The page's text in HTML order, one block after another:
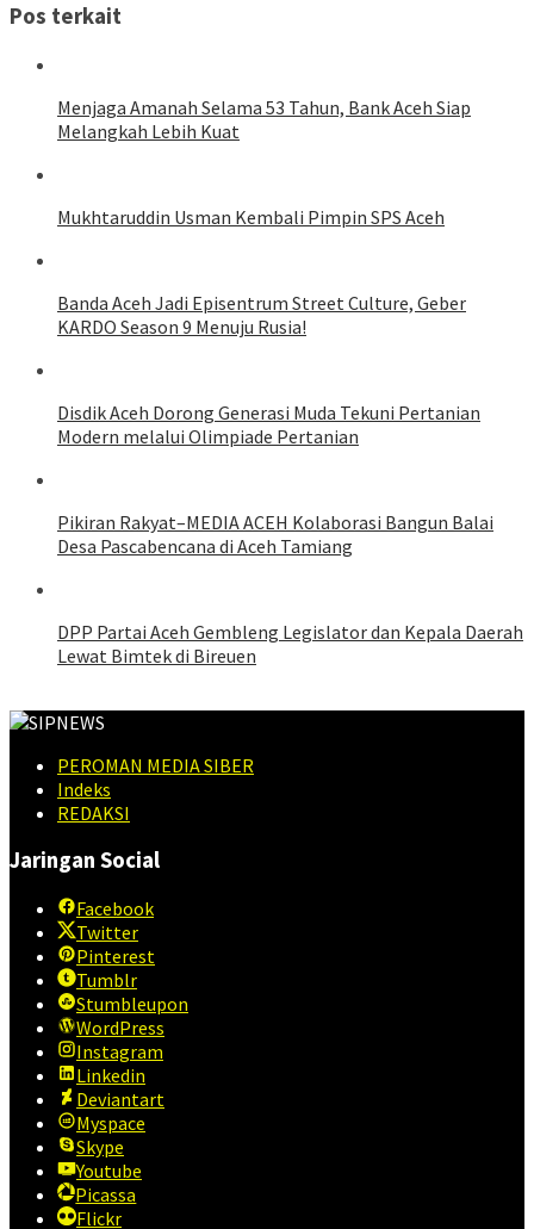
Pos terkait
Menjaga Amanah Selama 53 Tahun, Bank Aceh Siap
Melangkah Lebih Kuat
Mukhtaruddin Usman Kembali Pimpin SPS Aceh
Banda Aceh Jadi Episentrum Street Culture, Geber
KARDO Season 9 Menuju Rusia!
Disdik Aceh Dorong Generasi Muda Tekuni Pertanian
Modern melalui Olimpiade Pertanian
Pikiran Rakyat–MEDIA ACEH Kolaborasi Bangun Balai
Desa Pascabencana di Aceh Tamiang
DPP Partai Aceh Gembleng Legislator dan Kepala Daerah
Lewat Bimtek di Bireuen
PEROMAN MEDIA SIBER
Indeks
REDAKSI
Jaringan Social
Facebook
Twitter
Pinterest
Tumblr
Stumbleupon
WordPress
Instagram
Linkedin
Deviantart
Myspace
Skype
Youtube
Picassa
Flickr